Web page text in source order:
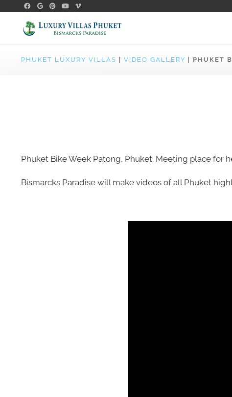
PHUKET LUXURY VILLAS VIDEO GALLERY PHUKET
Phuket Bike Week Patong, Phuket. Meeting place for
Bismarcks Paradise will make videos of all Phuket